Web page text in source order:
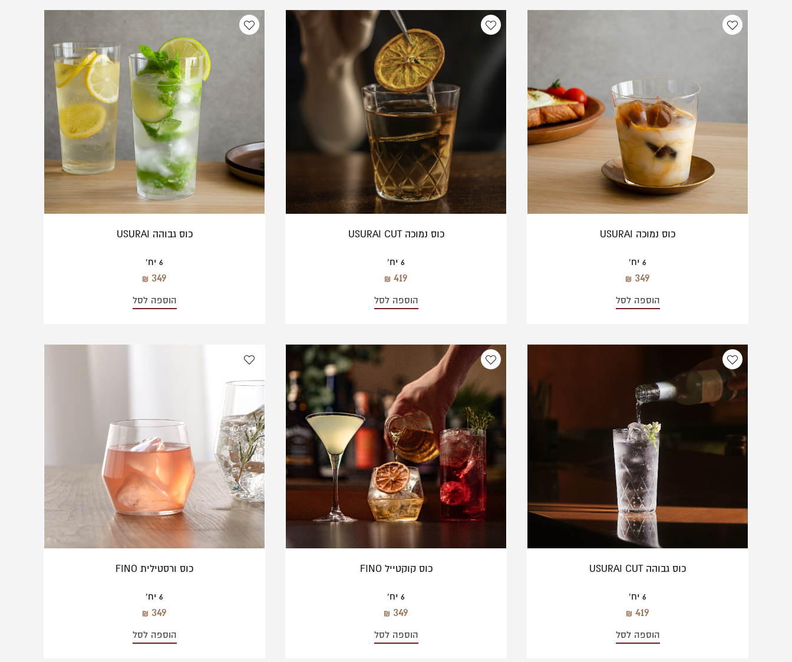
כוס נמוכה USURAI
6 יח'
349
הוספה לסל
כוס נמוכה USURAI CUT
6 יח'
419
הוספה לסל
כוס גבוהה USURAI
6 יח'
349
הוספה לסל
כוס גבוהה USURAI CUT
6 יח'
419
הוספה לסל
כוס קוקטייל FINO
6 יח'
349
הוספה לסל
כוס ורסטילית FINO
6 יח'
349
הוספה לסל